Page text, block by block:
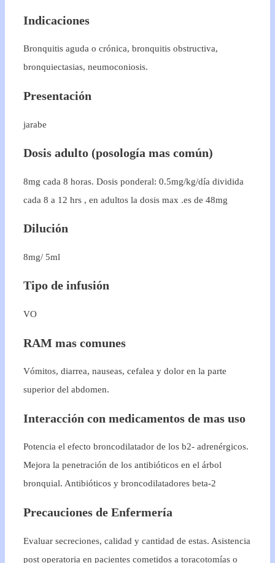
Indicaciones
Bronquitis aguda o crónica, bronquitis obstructiva,
bronquiectasias, neumoconiosis.
Presentación
jarabe
Dosis adulto (posología mas común)
8mg cada 8 horas. Dosis ponderal: 0.5mg/kg/día dividida
cada 8 a 12 hrs , en adultos la dosis max .es de 48mg
Dilución
8mg/ 5ml
Tipo de infusión
VO
RAM mas comunes
Vómitos, diarrea, nauseas, cefalea y dolor en la parte
superior del abdomen.
Interacción con medicamentos de mas uso
Potencia el efecto broncodilatador de los b2- adrenérgicos.
Mejora la penetración de los antibióticos en el árbol
bronquial. Antibióticos y broncodilatadores beta-2
Precauciones de Enfermería
Evaluar secreciones, calidad y cantidad de estas. Asistencia
post operatoria en pacientes cometidos a toracotomías o